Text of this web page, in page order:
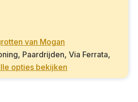
van Mogan
Paardrijden, Via Ferrata,
opties bekijken